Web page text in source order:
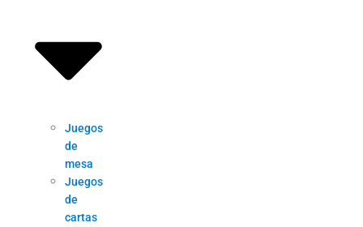
Juegos
de
mesa
Juegos
de
cartas